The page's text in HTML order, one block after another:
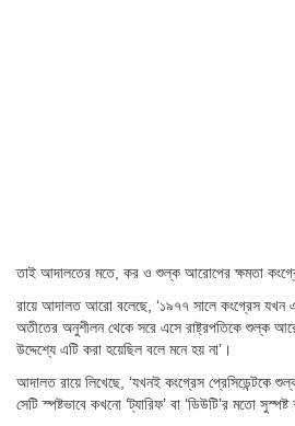
তাই আদালতের মতে, কর ও শুল্ক আরোপের ক্ষমতা
রায়ে আদালত আরো বলেছে, ‘১৯৭৭ সালে কংগ্রেস
অতীতের অনুশীলন থেকে সরে এসে রাষ্ট্রপতিকে শুল্ক
উদ্দেশ্যে এটি করা হয়েছিল বলে মনে হয় না’।
আদালত রায়ে লিখেছে, ‘যখনই কংগ্রেস প্রেসিডেন্টকে
সেটি স্পষ্টভাবে কখনো ‘ট্যারিফ’ বা ‘ডিউটি’র মতো